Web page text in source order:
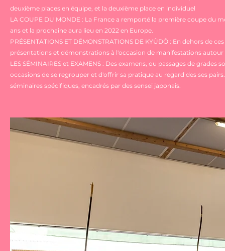
deuxième places en équipe, et la deuxième place en individuel
LA COUPE DU MONDE : La France a remporté la première coupe du
ans et la prochaine aura lieu en 2022 en Europe.
PRÉSENTATIONS ET DÉMONSTRATIONS DE KYÛDÔ : En dehors
présentations et démonstrations à l'occasion de manifestations autour
LES SÉMINAIRES et EXAMENS : Des examens, ou passages de
occasions de se regrouper et d'offrir sa pratique au regard des ses
séminaires spécifiques, encadrés par des sensei japonais.